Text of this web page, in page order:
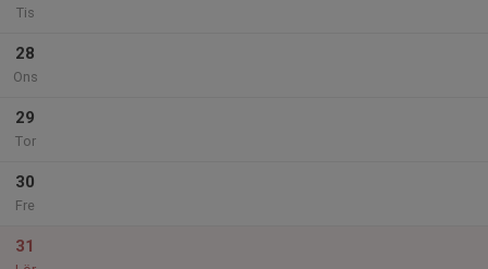
Tis
28
Ons
29
Tor
30
Fre
31